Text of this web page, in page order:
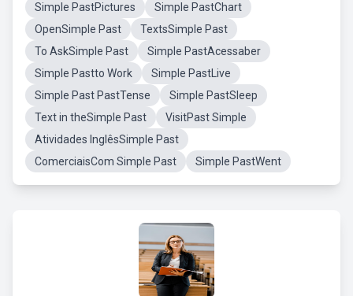
Simple PastPictures
Simple PastChart
OpenSimple Past
TextsSimple Past
To AskSimple Past
Simple PastAcessaber
Simple Pastto Work
Simple PastLive
Simple Past PastTense
Simple PastSleep
Text in theSimple Past
VisitPast Simple
Atividades InglêsSimple Past
ComerciaisCom Simple Past
Simple PastWent